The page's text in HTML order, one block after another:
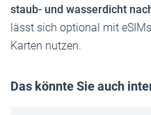
staub- und wasserdicht
lässt sich optional mit
Karten nutzen.
Das könnte Sie auch